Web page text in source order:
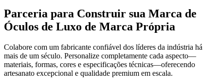
Parceria para Construir sua Marca de
Óculos de Luxo de Marca Própria
Colabore com um fabricante confiável dos líderes da indústria há
mais de um século. Personalize completamente cada aspecto—
materiais, formas, cores e especificações técnicas—oferecendo
artesanato excepcional e qualidade premium em escala.